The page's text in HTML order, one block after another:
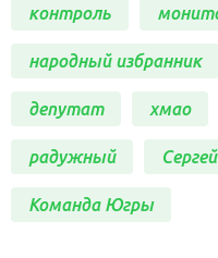
контроль
народный избранник
депутат хмао
радужный
Команда Югры